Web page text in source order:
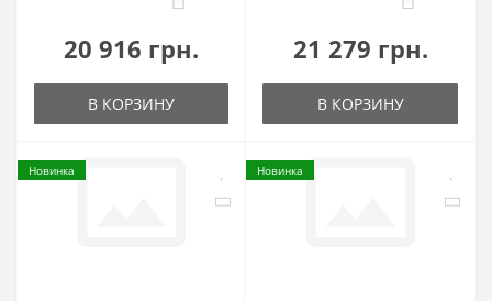
20 916 грн.
В КОРЗИНУ
21 279 грн.
В КОРЗИНУ
Новинка Новинка